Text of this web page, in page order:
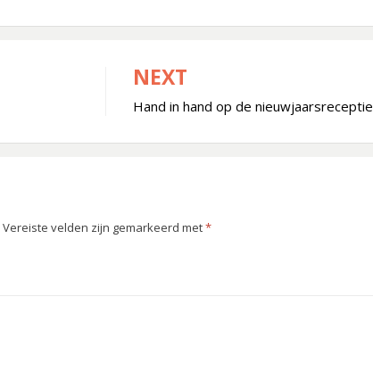
NEXT
Hand in hand op de nieuwjaarsreceptie
Vereiste velden zijn gemarkeerd met*